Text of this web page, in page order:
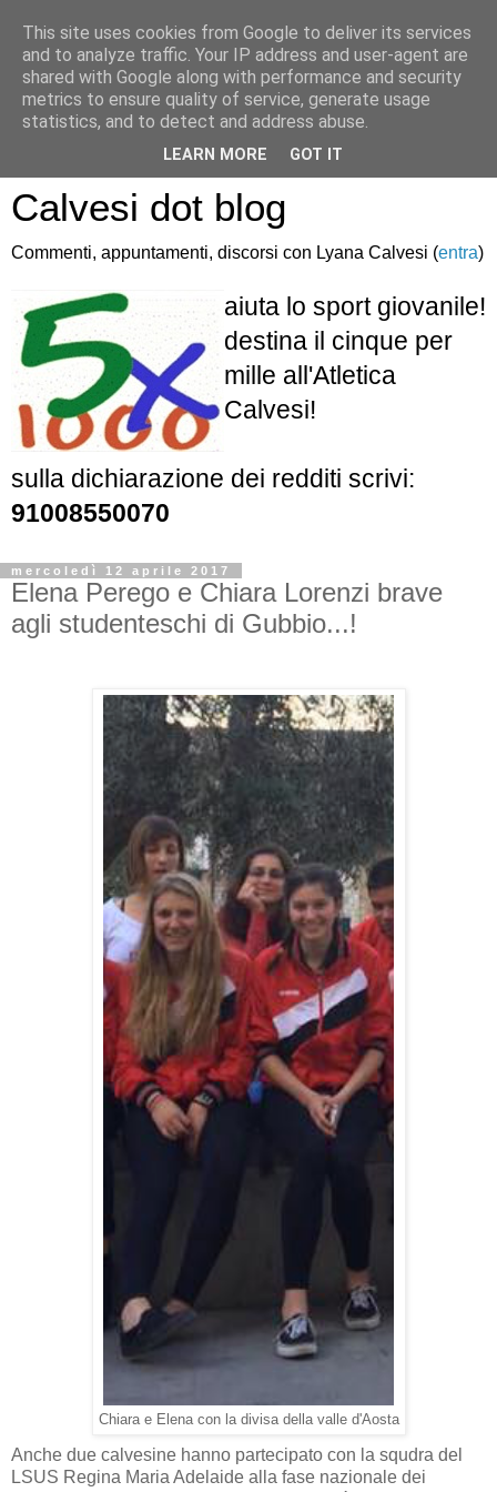
Atletica Sandro
Calvesi dot blog
Commenti, appuntamenti, discorsi con Lyana Calvesi (entra)
aiuta lo sport giovanile!
destina il cinque per
mille all'Atletica
Calvesi!
sulla dichiarazione dei redditi scrivi:
91008550070
mercoledì 12 aprile 2017
Elena Perego e Chiara Lorenzi brave
agli studenteschi di Gubbio...!
Chiara e Elena con la divisa della valle d'Aosta
Anche due calvesine hanno partecipato con la squdra del
LSUS Regina Maria Adelaide alla fase nazionale dei
This site uses cookies from Google to deliver its services
and to analyze traffic. Your IP address and user-agent are
shared with Google along with performance and security
metrics to ensure quality of service, generate usage
statistics, and to detect and address abuse.
LEARN MORE GOT IT